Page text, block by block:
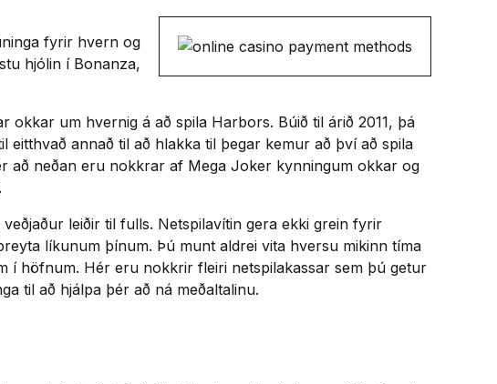
fyrir hvern og
hjólin í Bonanza,
um hvernig á að spila Harbors. Búið til árið 2011, þá
eitthvað annað til að hlakka til þegar kemur að því að spila
að neðan eru nokkrar af Mega Joker kynningum okkar og
leiðir til fulls. Netspilavítin gera ekki grein fyrir
líkunum þínum. Þú munt aldrei vita hversu mikinn tíma
í höfnum. Hér eru nokkrir fleiri netspilakassar sem þú getur
til að hjálpa þér að ná meðaltalinu.